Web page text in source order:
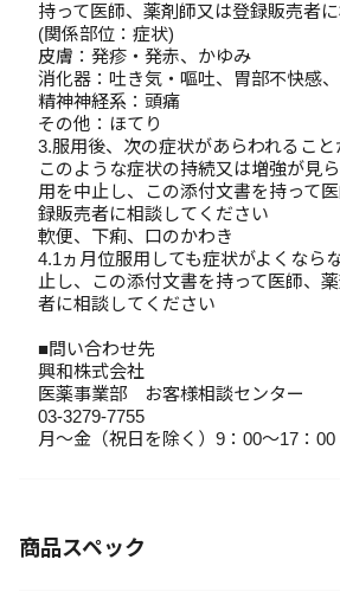
持って医師、薬剤師又は登録販売者
(関係部位：症状)
皮膚：発疹・発赤、かゆみ
消化器：吐き気・嘔吐、胃部不快感
精神神経系：頭痛
その他：ほてり
3.服用後、次の症状があらわれること
このような症状の持続又は増強が見
用を中止し、この添付文書を持って
録販売者に相談してください
軟便、下痢、口のかわき
4.1ヵ月位服用しても症状がよくなら
止し、この添付文書を持って医師、
者に相談してください
■問い合わせ先
興和株式会社
医薬事業部 お客様相談センター
03-3279-7755
月～金（祝日を除く）9：00～17：00
商品スペック